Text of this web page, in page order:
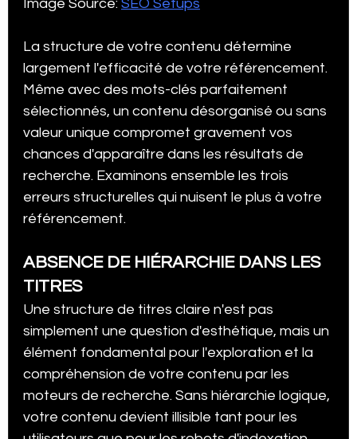
Image Source: SEO Setups
La structure de votre contenu détermine
largement l'efficacité de votre référencement.
Même avec des mots-clés parfaitement
sélectionnés, un contenu désorganisé ou sans
valeur unique compromet gravement vos
chances d'apparaître dans les résultats de
recherche. Examinons ensemble les trois
erreurs structurelles qui nuisent le plus à votre
référencement.
ABSENCE DE HIÉRARCHIE DANS LES
TITRES
Une structure de titres claire n'est pas
simplement une question d'esthétique, mais un
élément fondamental pour l'exploration et la
compréhension de votre contenu par les
moteurs de recherche. Sans hiérarchie logique,
votre contenu devient illisible tant pour les